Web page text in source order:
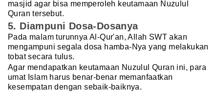
masjid agar bisa memperoleh keutamaan Nuzulul
Quran tersebut.
5. Diampuni Dosa-Dosanya
Pada malam turunnya Al-Qur'an, Allah SWT akan
mengampuni segala dosa hamba-Nya yang melakukan
tobat secara tulus.
Agar mendapatkan keutamaan Nuzulul Quran ini, para
umat Islam harus benar-benar memanfaatkan
kesempatan dengan sebaik-baiknya.